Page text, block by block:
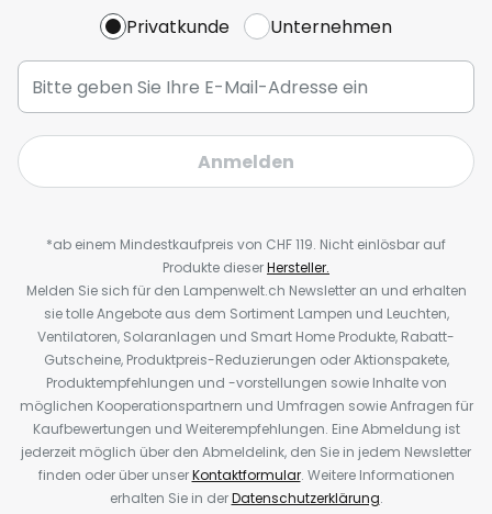
Privatkunde Unternehmen
Anmelden
*ab einem Mindestkaufpreis von CHF 119. Nicht einlösbar auf
Produkte dieserHersteller.
Melden Sie sich für den Lampenwelt.ch Newsletter an und erhalten
sie tolle Angebote aus dem Sortiment Lampen und Leuchten,
Ventilatoren, Solaranlagen und Smart Home Produkte, Rabatt-
Gutscheine, Produktpreis-Reduzierungen oder Aktionspakete,
Produktempfehlungen und -vorstellungen sowie Inhalte von
möglichen Kooperationspartnern und Umfragen sowie Anfragen für
Kaufbewertungen und Weiterempfehlungen. Eine Abmeldung ist
jederzeit möglich über den Abmeldelink, den Sie in jedem Newsletter
finden oder über unserKontaktformular. Weitere Informationen
erhalten Sie in derDatenschutzerklärung.